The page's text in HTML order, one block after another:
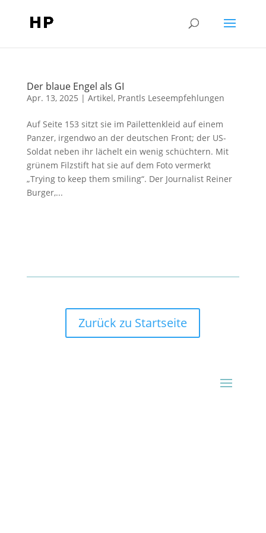
Der blaue Engel als GI
Apr. 13, 2025 | Artikel, Prantls Leseempfehlungen
Auf Seite 153 sitzt sie im Pailettenkleid auf einem
Panzer, irgendwo an der deutschen Front; der US-
Soldat neben ihr lächelt ein wenig schüchtern. Mit
grünem Filzstift hat sie auf dem Foto vermerkt
„Trying to keep them smiling“. Der Journalist Reiner
Burger,...
Zurück zu Startseite